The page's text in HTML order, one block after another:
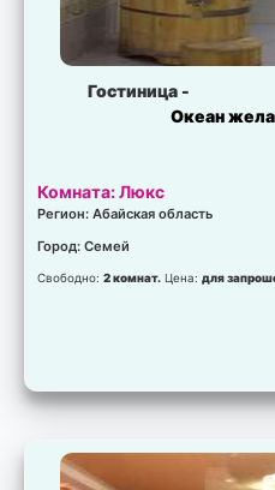
Гостиница -
Океан
Комната: Люкс
Регион: Абайская область
Город: Семей
Свободно:2 комнат. Цена:для